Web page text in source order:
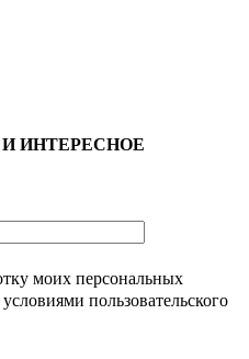
ИНТЕРЕСНОЕ
моих персональных
пользовательского